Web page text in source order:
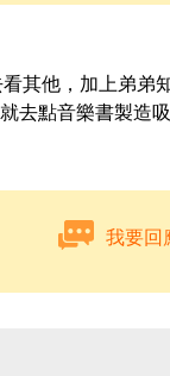
其他，加上弟弟
去點音樂書製造
我要回